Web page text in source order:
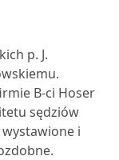
p. J.
B-ci Hoser
sędziów
i